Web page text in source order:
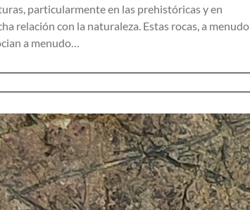
particularmente en las prehistóricas y en
relación con la naturaleza. Estas rocas, a menudo
a menudo…